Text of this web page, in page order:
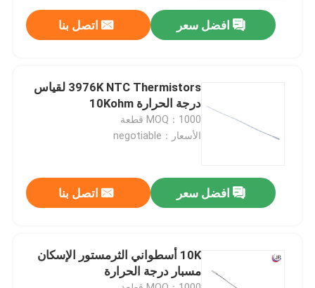
معلومات عنا
مستشعر درجة الحرارة الطبية
مستشعر درجة الحرارة NTC
افضل سعر اتصل بنا
3976K NTC Thermistors لقياس
درجة الحرارة 10Kohm
MOQ：1000 قطعة
الأسعار：negotiable
افضل سعر اتصل بنا
10K أسطواني الثرمستور الإسكان
مسبار درجة الحرارة